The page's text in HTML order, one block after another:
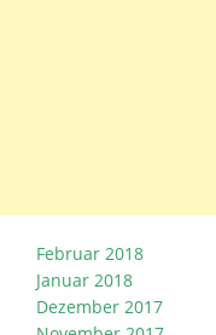
Februar 2018
Januar 2018
Dezember 2017